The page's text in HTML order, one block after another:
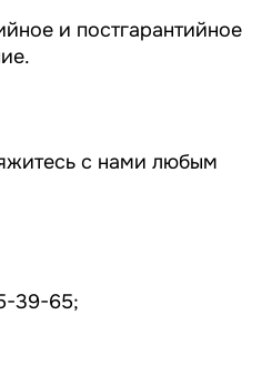
и постгарантийное
с нами любым
39-65;